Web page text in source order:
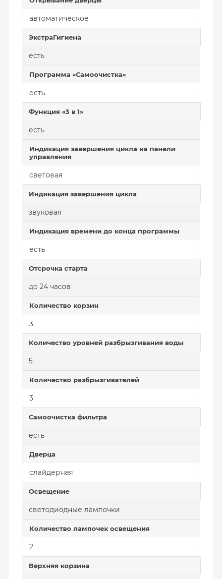
автоматическое
ЭкстраГигиена
есть
Программа «Самоочистка»
есть
Функция «3 в 1»
есть
Индикация завершения цикла на панели
управления
световая
Индикация завершения цикла
звуковая
Индикация времени до конца программы
есть
Отсрочка старта
до 24 часов
Количество корзин
3
Количество уровней разбрызгивания воды
5
Количество разбрызгивателей
3
Самоочистка фильтра
есть
Дверца
слайдерная
Освещение
светодиодные лампочки
Количество лампочек освещения
2
Верхняя корзина